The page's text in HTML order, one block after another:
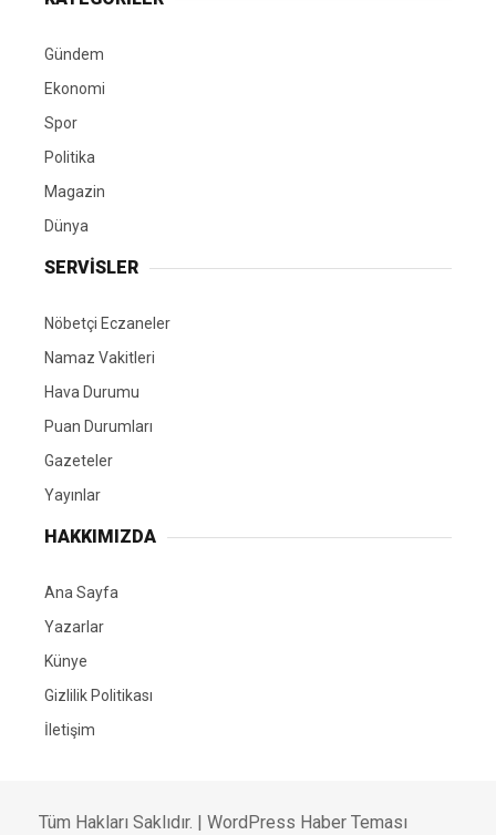
Gündem
Ekonomi
Spor
Politika
Magazin
Dünya
SERVİSLER
Nöbetçi Eczaneler
Namaz Vakitleri
Hava Durumu
Puan Durumları
Gazeteler
Yayınlar
HAKKIMIZDA
Ana Sayfa
Yazarlar
Künye
Gizlilik Politikası
İletişim
Tüm Hakları Saklıdır. | WordPress Haber Teması